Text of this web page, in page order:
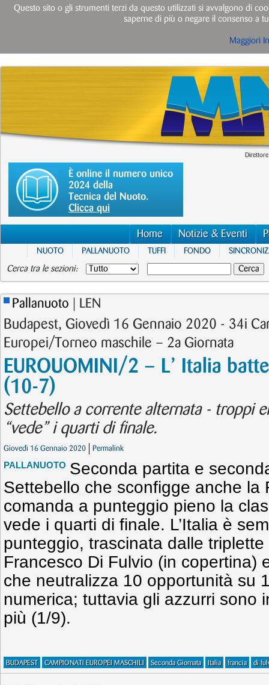
È online il numero unico
2024 della
Tecnica del Nuoto.
Clicca qui
Home Notizie & Eventi
NUOTO PALLANUOTO TUFFI FONDO
Cerca tra le sezioni:
Pallanuoto | LEN
Budapest, Giovedì 16 Gennaio 2020 - 34i
Europei/Torneo maschile – 2a Giornata
EUROUOMINI/2 – L’ Italia
(10-7)
Settebello a corrente alternata - troppi
“vede” i quarti di finale.
Giovedì 16 Gennaio 2020 Permalink
PALLANUOTO Seconda partita e
Settebello che sconfigge anche la
comanda a punteggio pieno la
vede i quarti di finale. L’Italia è
punteggio, trascinata dalle
Francesco Di Fulvio (in copertina)
che neutralizza 10 opportunità su
numerica; tuttavia gli azzurri sono
più (1/9).
BUDAPEST CAMPIONATI EUROPEI MASCHILI Seconda Giornata Italia francia di
Questo sito o gli strumenti terzi da questo utilizzati si avvalgono di
saperne di più o negare il consenso a
Maggiori